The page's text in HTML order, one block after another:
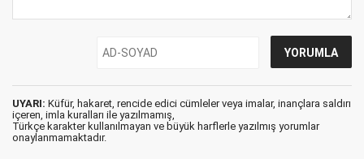
UYARI: Küfür, hakaret, rencide edici cümleler veya imalar, inançlara saldırı
içeren, imla kuralları ile yazılmamış,
Türkçe karakter kullanılmayan ve büyük harflerle yazılmış yorumlar
onaylanmamaktadır.